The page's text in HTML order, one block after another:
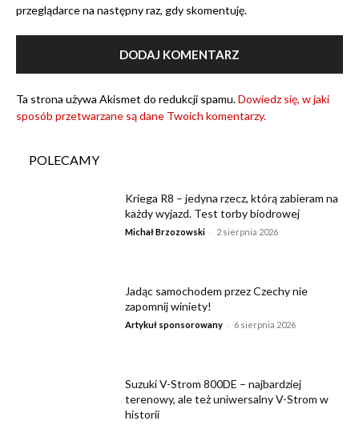
przeglądarce na następny raz, gdy skomentuję.
Ta strona używa Akismet do redukcji spamu.Dowiedz się, w jaki
sposób przetwarzane są dane Twoich komentarzy.
POLECAMY
Kriega R8 – jedyna rzecz, którą zabieram na
każdy wyjazd. Test torby biodrowej
Michał Brzozowski - 2 sierpnia 2026
Jadąc samochodem przez Czechy nie
zapomnij winiety!
Artykuł sponsorowany - 6 sierpnia 2026
Suzuki V-Strom 800DE – najbardziej
terenowy, ale też uniwersalny V-Strom w
historii